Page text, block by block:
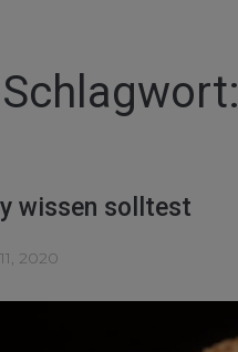
Schlagwort:
wissen solltest
2020